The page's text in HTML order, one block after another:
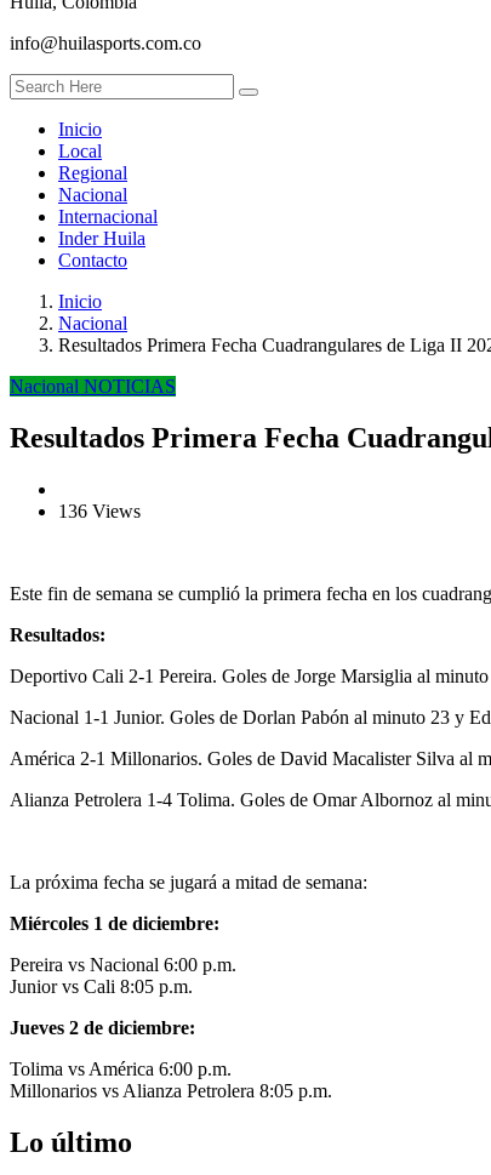
info@huilasports.com.co
Inicio
Local
Regional
Nacional
Internacional
Inder Huila
Contacto
Inicio
Nacional
Resultados Primera Fecha Cuadrangulares de Liga II
Nacional NOTICIAS
Resultados Primera Fecha
136 Views
Este fin de semana se cumplió la primera fecha en los
Resultados:
Deportivo Cali 2-1 Pereira. Goles de Jorge Marsiglia al
Nacional 1-1 Junior. Goles de Dorlan Pabón al minuto 23 y
América 2-1 Millonarios. Goles de David Macalister Silva al
Alianza Petrolera 1-4 Tolima. Goles de Omar Albornoz al
La próxima fecha se jugará a mitad de semana:
Miércoles 1 de diciembre:
Pereira vs Nacional 6:00 p.m.
Junior vs Cali 8:05 p.m.
Jueves 2 de diciembre:
Tolima vs América 6:00 p.m.
Millonarios vs Alianza Petrolera 8:05 p.m.
Lo último